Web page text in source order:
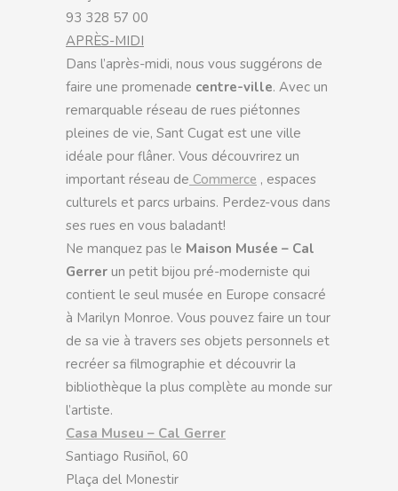
93 328 57 00
APRÈS-MIDI
Dans l’après-midi, nous vous suggérons de
faire une promenade centre-ville. Avec un
remarquable réseau de rues piétonnes
pleines de vie, Sant Cugat est une ville
idéale pour flâner. Vous découvrirez un
important réseau de Commerce , espaces
culturels et parcs urbains. Perdez-vous dans
ses rues en vous baladant!
Ne manquez pas le Maison Musée – Cal
Gerrer un petit bijou pré-moderniste qui
contient le seul musée en Europe consacré
à Marilyn Monroe. Vous pouvez faire un tour
de sa vie à travers ses objets personnels et
recréer sa filmographie et découvrir la
bibliothèque la plus complète au monde sur
l’artiste.
Casa Museu – Cal Gerrer
Santiago Rusiñol, 60
Plaça del Monestir